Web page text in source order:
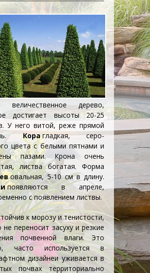
величественное дерево,
достигает высоты 20-25
У него витой, реже прямой
Кора гладкая, серо-
цвета с белыми пятнами и
пазами. Крона очень
листва богатая. Форма
овальная, 5-10 см в длину.
появляются в апреле,
с появлением листвы.
к морозу и тенистости,
не переносит засуху и резкие
почвенной влаги. Это
часто используется в
дизайнеи уживается в
почвах территориально